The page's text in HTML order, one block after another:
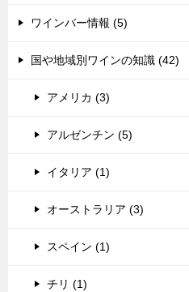
ワインバー情報 (5)
国や地域別ワインの知識 (42)
アメリカ (3)
アルゼンチン (5)
イタリア (1)
オーストラリア (3)
スペイン (1)
チリ (1)